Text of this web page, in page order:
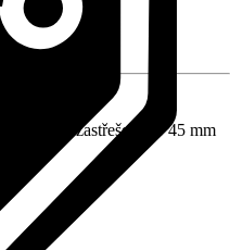
Profilované zastřešení do 45 mm